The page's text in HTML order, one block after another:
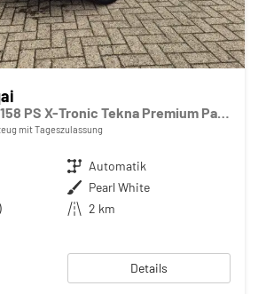
1.3 DIG-T MHEV 158 PS X-Tronic Tekna Premium Paket 20"LM Teil-Leder PanoGlasdach Klimaautomatik Sitzheizung Lenkradheizung Navi Head-Up Display elektr. Heckklappe ACC PDC v+h 360°Kamera DAB Bluetooth Touchscreen Apple CarPlay Android Auto
mit Tageszulassung
Getriebe Automatik
Außenfarbe Pearl White
Kilometerstand 2 km
Details